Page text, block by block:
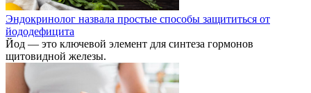
Эндокринолог назвала простые способы защититься от
йододефицита
Йод — это ключевой элемент для синтеза гормонов
щитовидной железы.